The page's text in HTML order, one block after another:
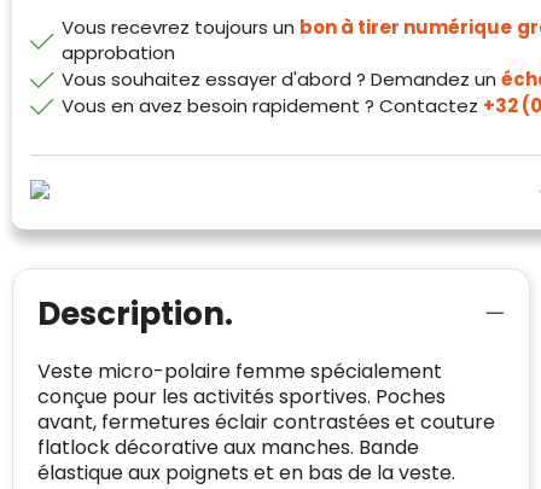
Vous recevrez toujours un bon à tirer numérique
approbation
Vous souhaitez essayer d'abord ? Demandez un
Vous en avez besoin rapidement ? Contactez +32
Description.
Veste micro-polaire femme spécialement
conçue pour les activités sportives. Poches
avant, fermetures éclair contrastées et couture
flatlock décorative aux manches. Bande
élastique aux poignets et en bas de la veste.
richtlijnen van Trustindex en waarvan
bewezen is dat ze spamvrij zijn worden door
de verschillende platforms geaccepteerd en
meegeteld in de scores.
probleem.
Trustindex heeft de contactgegevens van de
website en de bedrijfsgegevens
Telefoonnummer:+32 479 88 00 36 Geverifieerd
mailadres
BEDRIJFSGEGEVENS
Bedrijfsnaam: Linkkado
Domein linkkado.be
op veiligheidsproblemen.
Safe Browsing:geen probleem
Blacklist
Geldig SSL-certificaat
Spam E-mail is spamvrij
Websites die consequent een hoog niveau
voldoen aan een hoog niveau van
veiligheidsprotocol, kunnen Trustindex-
certificaat verkrijgen. Zoekt u bij het winkelen
naar de certificaten van Trustindex en koopt u
met vertrouwen!